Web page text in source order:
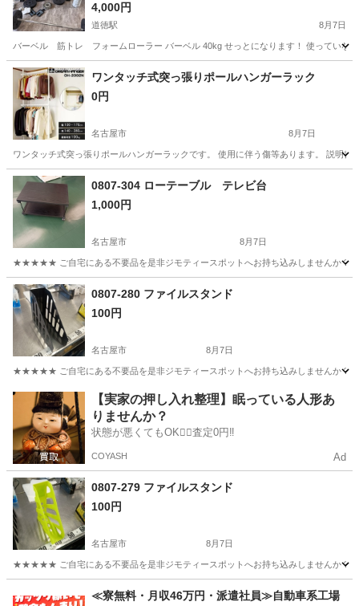
4,000円
道徳駅 8月7日
バーベル 筋トレ フォームローラー バーベル 40kg せっとになります！ 使っていな
愛知 名古屋市 道徳駅 その他
ワンタッチ式突っ張りポールハンガーラック
0円
名古屋市 8月7日
ワンタッチ式突っ張りポールハンガーラックです。 使用に伴う傷等あります。 説明
愛知 名古屋市 0807-304 ローテーブル テレビ台
1,000円
名古屋市 8月7日
★★★★★ ご自宅にある不要品を是非ジモティースポットへお持ち込みしませんか？
愛知 名古屋市 現地
0807-280 ファイルスタンド
100円
名古屋市 8月7日
★★★★★ ご自宅にある不要品を是非ジモティースポットへお持ち込みしませんか？
愛知 名古屋市 収納家具 現地
【実家の押し入れ整理】眠っている人形あ
りませんか？
状態が悪くてもOK🙆‍♀️査定0円‼️
COYASH Ad
0807-279 ファイルスタンド
100円
名古屋市 8月7日
★★★★★ ご自宅にある不要品を是非ジモティースポットへお持ち込みしませんか？
収納家具 現地
≪寮無料・月収46万円・派遣社員≫自動車系工場